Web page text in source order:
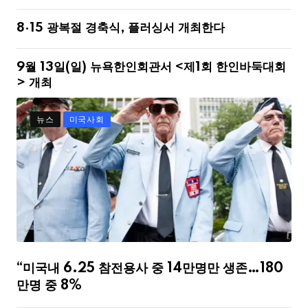
8·15 광복절 경축식, 플러싱서 개최한다
9월 13일(일) 뉴욕한인회관서 <제1회 한인바둑대회
> 개최
뉴스 미국사회
“미국내 6.25 참전용사 중 14만명만 생존…180
만명 중 8%